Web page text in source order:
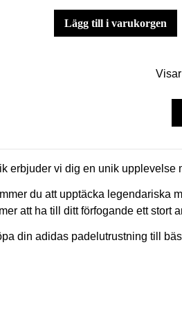
lägg till i varukorgen
erbjuder vi dig en unik upplevelse
du att upptäcka legendariska
att ha till ditt förfogande ett stort
din adidas padelutrustning till